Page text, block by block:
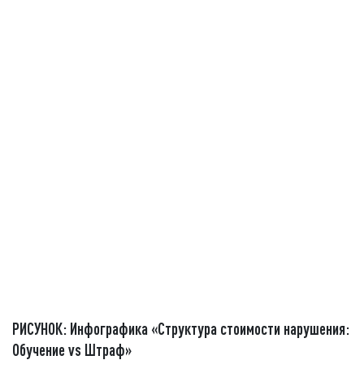
РИСУНОК: Инфографика «Структура стоимости нарушения:
Обучение vs Штраф»